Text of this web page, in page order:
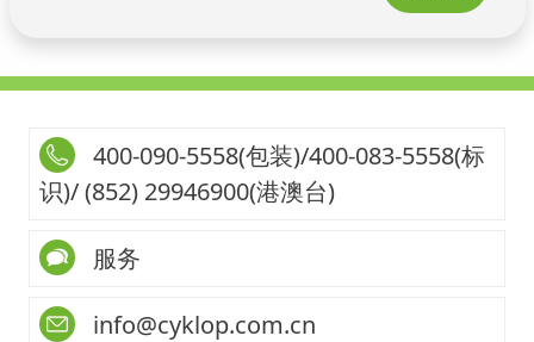
400-090-5558(包装)/400-083-5558(标
识)/ (852) 29946900(港澳台)
服务
info@cyklop.com.cn